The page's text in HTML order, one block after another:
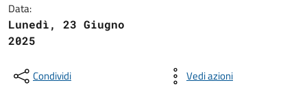
Data:
Lunedì, 23 Giugno
2025
Condividi Vedi azioni